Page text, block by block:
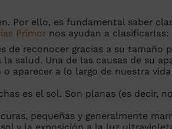
Por ello, es fundamental saber
Primor nos ayudan a clasificarlas:
de reconocer gracias a su
salud. Una de las causas de su
aparecer a lo largo de nuestra
es el sol. Son planas (es decir,
pequeñas y generalmente